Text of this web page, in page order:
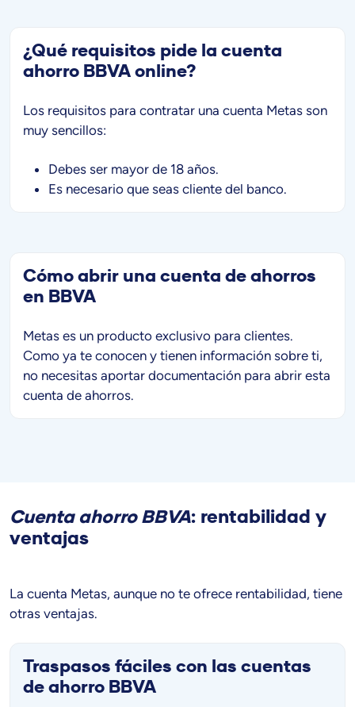
¿Qué requisitos pide la cuenta
ahorro BBVA online?
Los requisitos para contratar una cuenta Metas son
muy sencillos:
Debes ser mayor de 18 años.
Es necesario que seas cliente del banco.
Cómo abrir una cuenta de ahorros
en BBVA
Metas es un producto exclusivo para clientes.
Como ya te conocen y tienen información sobre ti,
no necesitas aportar documentación para abrir esta
cuenta de ahorros.
Cuenta ahorro BBVA: rentabilidad y
ventajas
La cuenta Metas, aunque no te ofrece rentabilidad, tiene
otras ventajas.
Traspasos fáciles con las cuentas
de ahorro BBVA